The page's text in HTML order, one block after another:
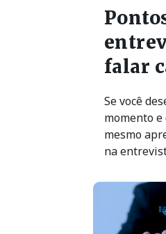
falar
Se você
momento
mesmo
na